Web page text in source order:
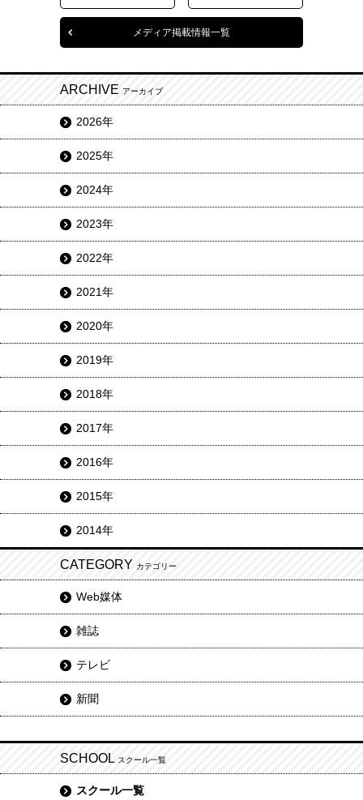
メディア掲載情報一覧
ARCHIVE アーカイブ
2026年
2025年
2024年
2023年
2022年
2021年
2020年
2019年
2018年
2017年
2016年
2015年
2014年
CATEGORY カテゴリー
Web媒体
雑誌
テレビ
新聞
SCHOOL スクール一覧
スクール一覧